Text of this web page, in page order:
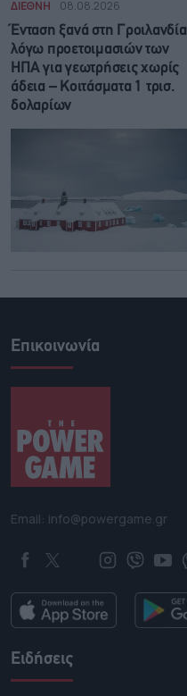
ΔΙΕΘΝΗ 08.08.2026
Ένταση ξανά στη Γροιλανδία
λόγω προετοιμασιών των
ΗΠΑ για γεωτρήσεις χωρίς
άδεια – Κοιτάσματα 1 τρισ.
δολαρίων
Επικοινωνία
Email: info@powergame.gr
Ειδήσεις